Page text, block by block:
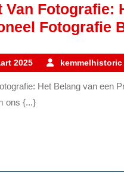
Van Fotografie:
Fotografie
2025
19
maart
2025
kemmelhistoric
ons {...}